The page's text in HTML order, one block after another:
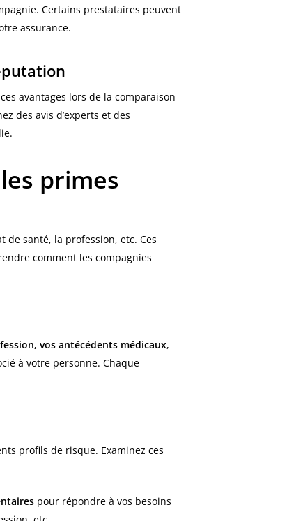
Certains prestataires peuvent
assurance.
avantages lors de la comparaison
des avis d’experts et des
primes
de santé, la profession, etc. Ces
comment les compagnies
vos antécédents médicaux,
à votre personne. Chaque
profils de risque. Examinez ces
pour répondre à vos besoins